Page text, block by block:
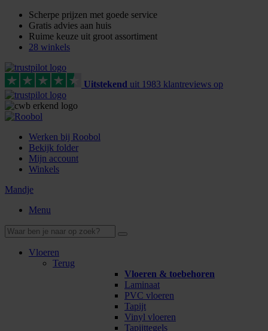
Scherpe prijzen met goede service
Gratis advies aan huis
Ruime keuze uit groot assortiment
28 winkels
Uitstekend uit 1983 klantreviews op
Werken bij Roobol
Bekijk folder
Mijn account
Winkels
Mandje
Menu
Vloeren
Terug
Vloeren & toebehoren
Laminaat
PVC vloeren
Tapijt
Vinyl vloeren
Tapijttegels